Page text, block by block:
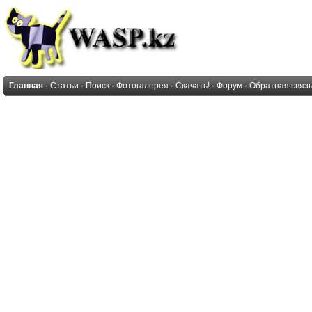
Главная · Статьи · Поиск · Фотогалерея · Скачать! · Форум · Обратная связь